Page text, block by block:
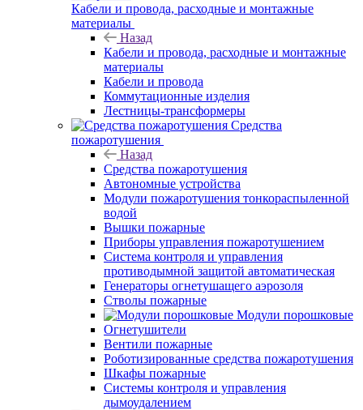
Кабели и провода, расходные и монтажные
материалы
Назад
Кабели и провода, расходные и монтажные
материалы
Кабели и провода
Коммутационные изделия
Лестницы-трансформеры
Средства
пожаротушения
Назад
Средства пожаротушения
Автономные устройства
Модули пожаротушения тонкораспыленной
водой
Вышки пожарные
Приборы управления пожаротушением
Система контроля и управления
противодымной защитой автоматическая
Генераторы огнетушащего аэрозоля
Стволы пожарные
Модули порошковые
Огнетушители
Вентили пожарные
Роботизированные средства пожаротушения
Шкафы пожарные
Системы контроля и управления
дымоудалением